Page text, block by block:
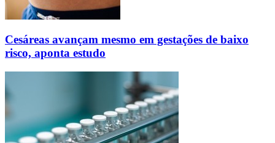
Cesáreas avançam mesmo em gestações de baixo
risco, aponta estudo